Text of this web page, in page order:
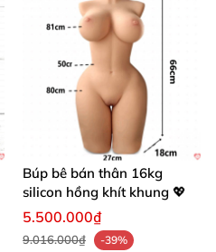
Búp bê bán thân 16kg
silicon hồng khít khung 💖
5.500.000₫
9.016.000₫
-39%